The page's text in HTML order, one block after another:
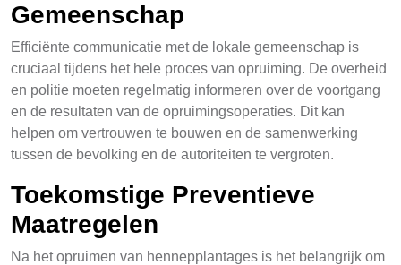
Gemeenschap
Efficiënte communicatie met de lokale gemeenschap is
cruciaal tijdens het hele proces van opruiming. De overheid
en politie moeten regelmatig informeren over de voortgang
en de resultaten van de opruimingsoperaties. Dit kan
helpen om vertrouwen te bouwen en de samenwerking
tussen de bevolking en de autoriteiten te vergroten.
Toekomstige Preventieve
Maatregelen
Na het opruimen van hennepplantages is het belangrijk om